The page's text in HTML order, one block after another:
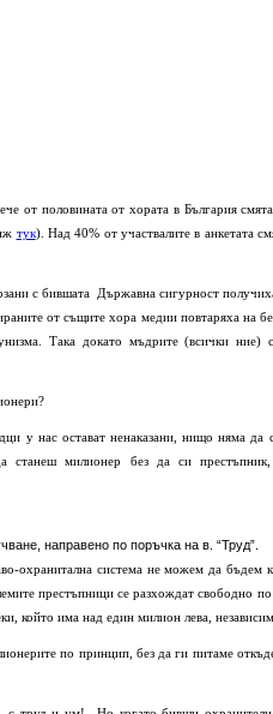
от половината от хората в България
тук). Над 40% от участвалите в анкетата
с бившата Държавна сигурност
от същите хора медии повтаряха на
Така докато мъдрите (всички ние)
у нас остават ненаказани, нищо няма
станеш милионер без да си
направено по поръчка на в. “Труд”.
охранитална система не можем да бъдем
престъпници се разхождат свободно
който има над един милион лева,
по принцип, без да ги питаме